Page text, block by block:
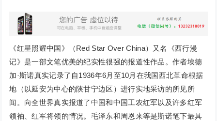
《红星照耀中国》（Red Star Over China）又名《西行漫
记》是一部文笔优美的纪实性很强的报道性作品。作者埃德
加·斯诺真实记录了自1936年6月至10月在我国西北革命根据
地（以延安为中心的陕甘宁边区）进行实地采访的所见所
闻。向全世界真实报道了中国和中国工农红军以及许多红军
领袖、红军将领的情况。毛泽东和周恩来等是斯诺笔下最具